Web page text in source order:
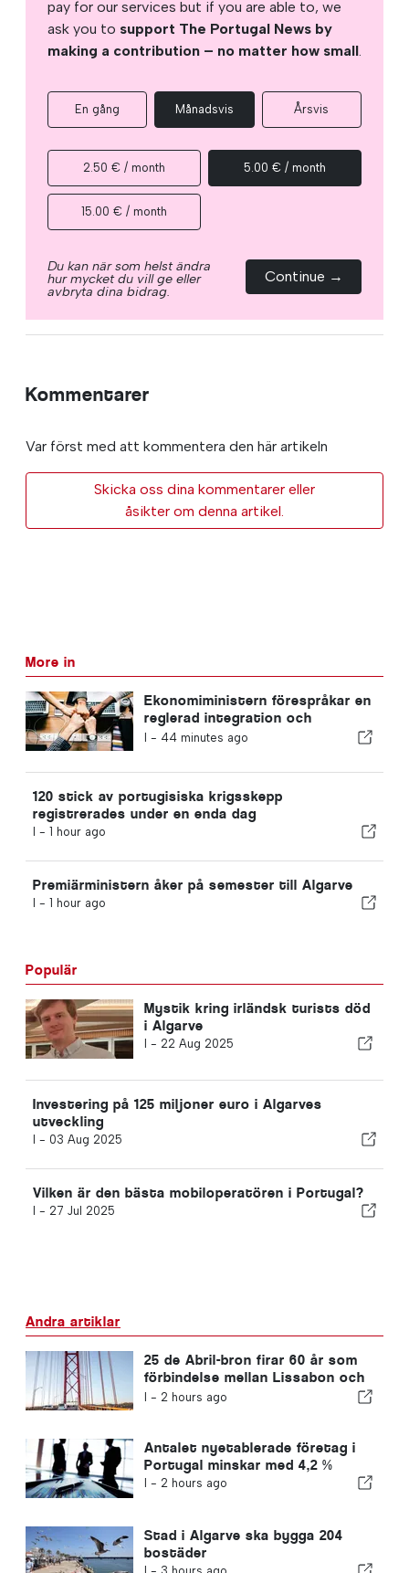
pay for our services but if you are able to, we
ask you to support The Portugal News by
making a contribution – no matter how small.
En gång Månadsvis Årsvis
2.50 € / month 5.00 € / month
15.00 € / month
Du kan när som helst ändra
hur mycket du vill ge eller
avbryta dina bidrag.
Continue →
Kommentarer
Var först med att kommentera den här artikeln
Skicka oss dina kommentarer eller
åsikter om denna artikel.
More in
Ekonomiministern förespråkar en
reglerad integration och
garanterar en snabbare väg för
I - 44 minutes ago
120 stick av portugisiska krigsskepp
registrerades under en enda dag
I - 1 hour ago
Premiärministern åker på semester till Algarve
I - 1 hour ago
Populär
Mystik kring irländsk turists död
i Algarve
I - 22 Aug 2025
Investering på 125 miljoner euro i Algarves
utveckling
I - 03 Aug 2025
Vilken är den bästa mobiloperatören i Portugal?
I - 27 Jul 2025
Andra artiklar
25 de Abril-bron firar 60 år som
förbindelse mellan Lissabon och
Almada
I - 2 hours ago
Antalet nyetablerade företag i
Portugal minskar med 4,2 %
I - 2 hours ago
Stad i Algarve ska bygga 204
bostäder